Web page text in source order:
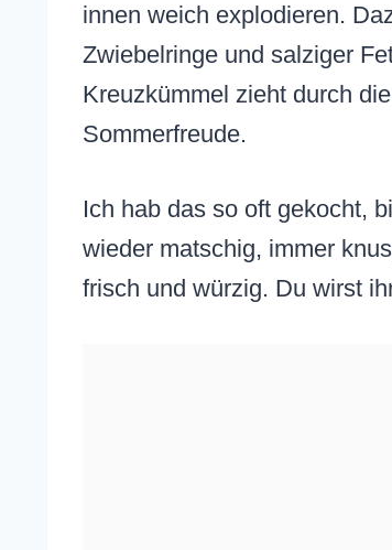
innen weich explodieren.
Zwiebelringe und salziger
Kreuzkümmel zieht durch
Sommerfreude.
Ich hab das so oft gekocht,
wieder matschig, immer
frisch und würzig. Du wirst